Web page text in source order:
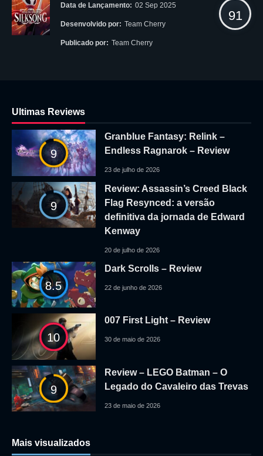
Data de Lançamento: 02 Sep 2025
Desenvolvido por: Team Cherry
Publicado por: Team Cherry
91
Ultimas Reviews
9
Granblue Fantasy: Relink –
Endless Ragnarok – Review
23 de julho de 2026
9
Review: Assassin’s Creed Black
Flag Resynced: a versão
definitiva da jornada de Edward
Kenway
20 de julho de 2026
8.5
Dark Scrolls – Review
22 de junho de 2026
10
007 First Light – Review
30 de maio de 2026
9
Review – LEGO Batman – O
Legado do Cavaleiro das Trevas
23 de maio de 2026
Mais visualizados